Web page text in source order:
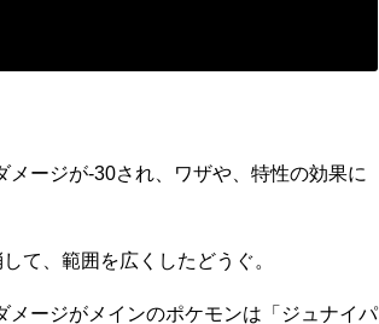
ージが-30され、ワザや、特性の効果に
て、範囲を広くしたどうぐ。
ージがメインのポケモンは「ジュナイパ